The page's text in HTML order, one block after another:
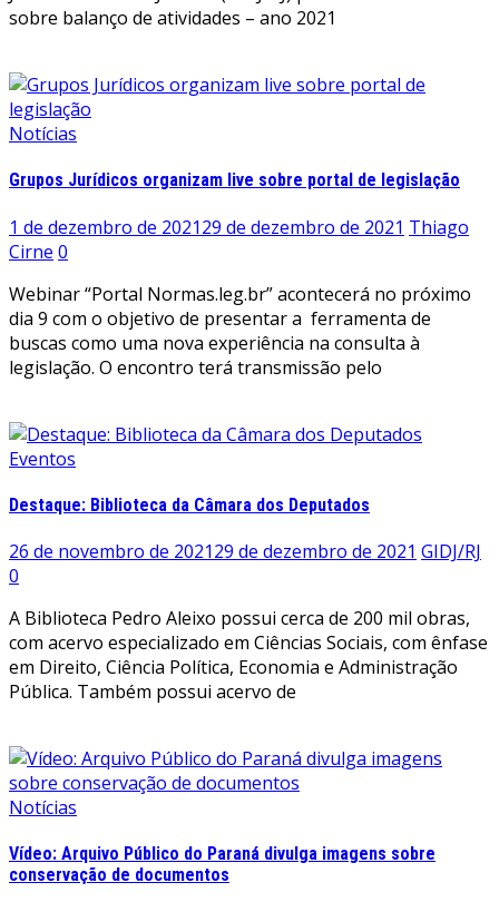
sobre balanço de atividades – ano 2021
Notícias
Grupos Jurídicos organizam live sobre portal de legislação
1 de dezembro de 202129 de dezembro de 2021 Thiago
Cirne 0
Webinar “Portal Normas.leg.br” acontecerá no próximo
dia 9 com o objetivo de presentar a ferramenta de
buscas como uma nova experiência na consulta à
legislação. O encontro terá transmissão pelo
Eventos
Destaque: Biblioteca da Câmara dos Deputados
26 de novembro de 202129 de dezembro de 2021 GIDJ/RJ
0
A Biblioteca Pedro Aleixo possui cerca de 200 mil obras,
com acervo especializado em Ciências Sociais, com ênfase
em Direito, Ciência Política, Economia e Administração
Pública. Também possui acervo de
Notícias
Vídeo: Arquivo Público do Paraná divulga imagens sobre
conservação de documentos